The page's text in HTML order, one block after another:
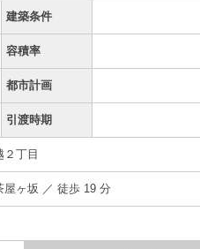
建築条件
容積率
都市計画
引渡時期
丁目
屋ヶ坂 ／ 徒歩 19 分